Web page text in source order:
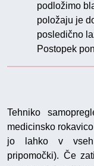
podložimo
položaju je
posledično
Postopek
Tehniko
medicinsko
jo lahko v vseh
pripomočki). Če